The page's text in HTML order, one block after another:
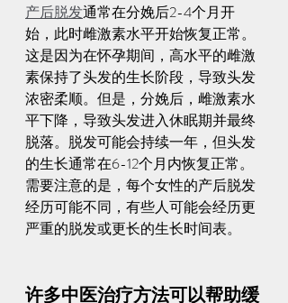
产后脱发通常在分娩后2-4个月开
始，此时雌激素水平开始恢复正常。
这是因为在怀孕期间，高水平的雌激
素保持了头发的生长阶段，导致头发
浓密柔顺。但是，分娩后，雌激素水
平下降，导致头发进入休眠期并最终
脱落。脱发可能会持续一年，但头发
的生长通常在6-12个月内恢复正常。
需要注意的是，每个女性的产后脱发
经历可能不同，有些人可能会经历更
严重的脱发或更长的生长时间表。
许多中医治疗方法可以帮助缓